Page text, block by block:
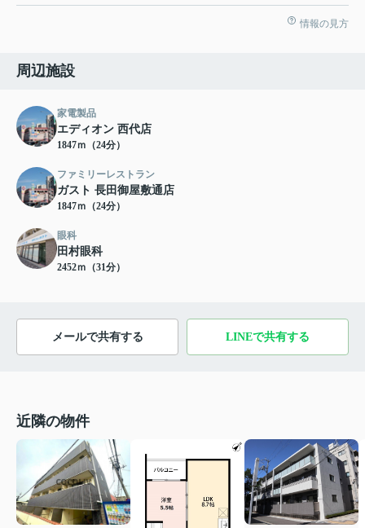
情報の見方
周辺施設
家電製品
エディオン 西代店
1847ｍ（24分）
ファミリーレストラン
ガスト 長田御屋敷通店
1847ｍ（24分）
眼科
田村眼科
2452ｍ（31分）
メールで共有する LINEで共有する
近隣の物件